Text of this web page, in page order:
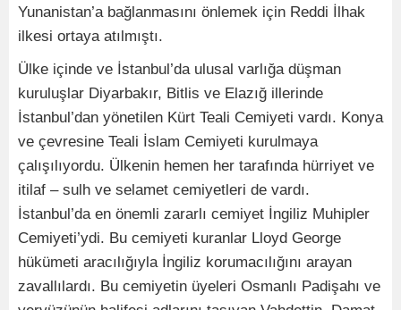
Yunanistan’a bağlanmasını önlemek için Reddi İlhak
ilkesi ortaya atılmıştı.
Ülke içinde ve İstanbul’da ulusal varlığa düşman
kuruluşlar Diyarbakır, Bitlis ve Elazığ illerinde
İstanbul’dan yönetilen Kürt Teali Cemiyeti vardı. Konya
ve çevresine Teali İslam Cemiyeti kurulmaya
çalışılıyordu. Ülkenin hemen her tarafında hürriyet ve
itilaf – sulh ve selamet cemiyetleri de vardı.
İstanbul’da en önemli zararlı cemiyet İngiliz Muhipler
Cemiyeti’ydi. Bu cemiyeti kuranlar Lloyd George
hükümeti aracılığıyla İngiliz korumacılığını arayan
zavallılardı. Bu cemiyetin üyeleri Osmanlı Padişahı ve